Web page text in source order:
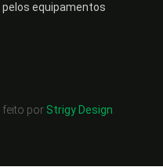
equipamentos
feito por Strigy Design.